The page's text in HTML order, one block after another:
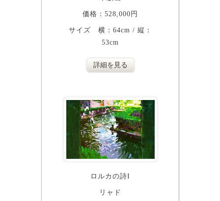
価格：528,000円
サイズ 横：64cm / 縦：
53cm
詳細を見る
ロルカの詩I
リャド